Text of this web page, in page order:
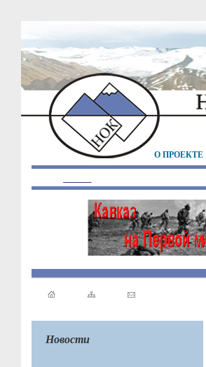
О ПРОЕКТЕ
Новости